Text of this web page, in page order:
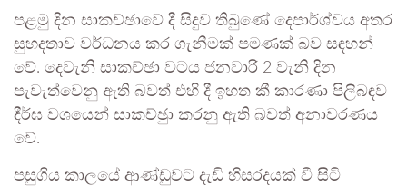
පළමු දින සාකච්ඡාවේ දී සිදුව තිබුණේ දෙපාර්ශ්වය අතර
සුහදතාව වර්ධනය කර ගැනීමක් පමණක් බව සඳහන්
වේ. දෙවැනි සාකච්ඡා වටය ජනවාරි 2 වැනි දින
පැවැත්වෙනු ඇති බවත් එහි දී ඉහත කී කාරණා පිලිබඳව
දීර්ඝ වශයෙන් සාකච්ඡුා කරනු ඇති බවත් අනාවරණය
වේ.
පසුගිය කාලයේ ආණ්ඩුවට දැඩි හිසරදයක් වී සිටි